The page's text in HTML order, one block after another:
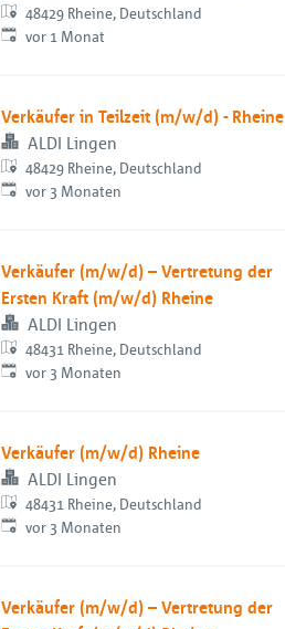
48429 Rheine, Deutschland
Veröffentlicht:
vor 1 Monat
Verkäufer in Teilzeit (m/w/d) - Rheine
ALDI Lingen
48429 Rheine, Deutschland
Veröffentlicht:
vor 3 Monaten
Verkäufer (m/w/d) – Vertretung der
Ersten Kraft (m/w/d) Rheine
ALDI Lingen
48431 Rheine, Deutschland
Veröffentlicht:
vor 3 Monaten
Verkäufer (m/w/d) Rheine
ALDI Lingen
48431 Rheine, Deutschland
Veröffentlicht:
vor 3 Monaten
Verkäufer (m/w/d) – Vertretung der